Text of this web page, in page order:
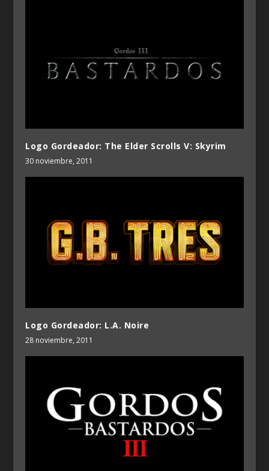
Logo Gordeador: The Elder Scrolls V: Skyrim
30 noviembre, 2011
Logo Gordeador: L.A. Noire
28 noviembre, 2011